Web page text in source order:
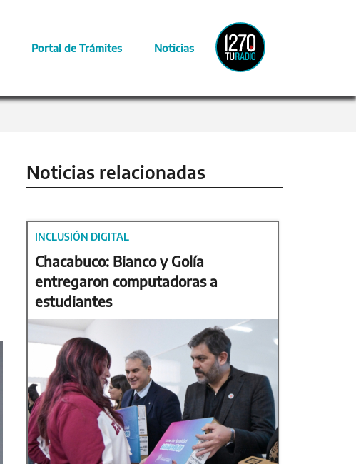
Portal de Trámites Noticias
Radio
Provincia
Noticias relacionadas
INCLUSIÓN DIGITAL
Chacabuco: Bianco y Golía
entregaron computadoras a
estudiantes